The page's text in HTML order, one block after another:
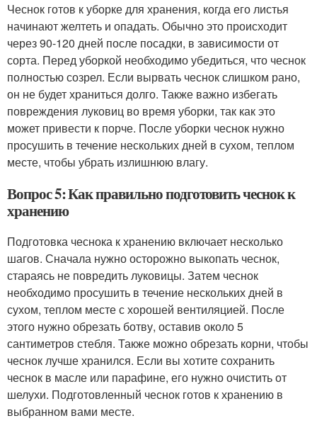
Чеснок готов к уборке для хранения, когда его листья
начинают желтеть и опадать. Обычно это происходит
через 90-120 дней после посадки, в зависимости от
сорта. Перед уборкой необходимо убедиться, что чеснок
полностью созрел. Если вырвать чеснок слишком рано,
он не будет храниться долго. Также важно избегать
повреждения луковиц во время уборки, так как это
может привести к порче. После уборки чеснок нужно
просушить в течение нескольких дней в сухом, теплом
месте, чтобы убрать излишнюю влагу.
Вопрос 5: Как правильно подготовить чеснок к
хранению
Подготовка чеснока к хранению включает несколько
шагов. Сначала нужно осторожно выкопать чеснок,
стараясь не повредить луковицы. Затем чеснок
необходимо просушить в течение нескольких дней в
сухом, теплом месте с хорошей вентиляцией. После
этого нужно обрезать ботву, оставив около 5
сантиметров стебля. Также можно обрезать корни, чтобы
чеснок лучше хранился. Если вы хотите сохранить
чеснок в масле или парафине, его нужно очистить от
шелухи. Подготовленный чеснок готов к хранению в
выбранном вами месте.